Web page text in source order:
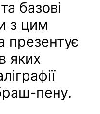
базові
з цим
презентує
яких
пену.